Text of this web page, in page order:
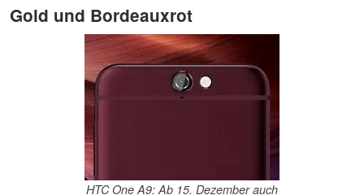
Gold und Bordeauxrot
HTC One A9: Ab 15. Dezember auch